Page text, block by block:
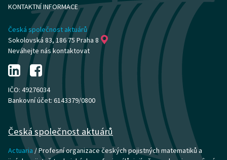
KONTAKTNÍ INFORMACE
Česká společnost aktuárů
Sokolovská 83, 186 75 Praha 8
Neváhejte nás kontaktovat
IČO: 49276034
Bankovní účet: 6143379/0800
Česká společnost aktuárů
Actuaria / Profesní organizace českých pojistných matematiků a